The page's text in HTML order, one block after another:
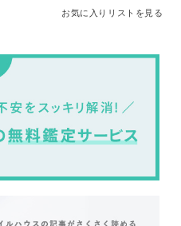
お気に入りリストを見る